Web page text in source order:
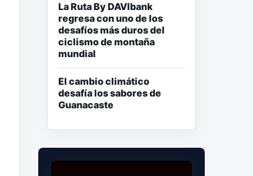
La Ruta By DAVIbank
regresa con uno de los
desafíos más duros del
ciclismo de montaña
mundial
El cambio climático
desafía los sabores de
Guanacaste